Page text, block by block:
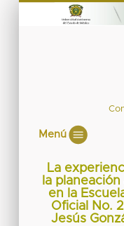
Menú
La
la
en la
Oficial No.
Jesús